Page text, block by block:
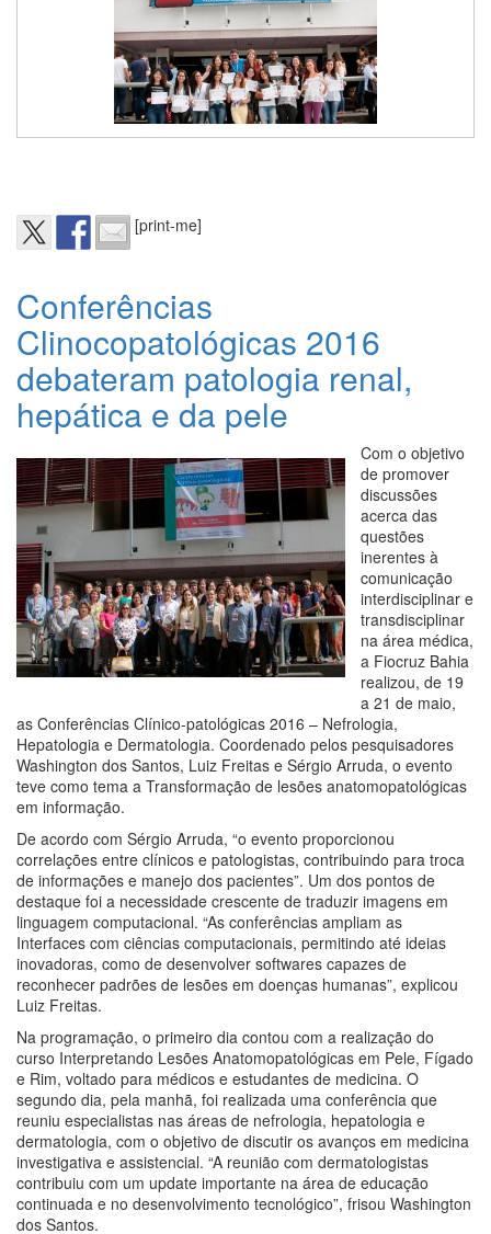
[print-me]
Conferências
Clinocopatológicas 2016
debateram patologia renal,
hepática e da pele
Com o objetivo
de promover
discussões
acerca das
questões
inerentes à
comunicação
interdisciplinar e
transdisciplinar
na área médica,
a Fiocruz Bahia
realizou, de 19
a 21 de maio,
as Conferências Clínico-patológicas 2016 – Nefrologia,
Hepatologia e Dermatologia. Coordenado pelos pesquisadores
Washington dos Santos, Luiz Freitas e Sérgio Arruda, o evento
teve como tema a Transformação de lesões anatomopatológicas
em informação.
De acordo com Sérgio Arruda, “o evento proporcionou
correlações entre clínicos e patologistas, contribuindo para troca
de informações e manejo dos pacientes”. Um dos pontos de
destaque foi a necessidade crescente de traduzir imagens em
linguagem computacional. “As conferências ampliam as
Interfaces com ciências computacionais, permitindo até ideias
inovadoras, como de desenvolver softwares capazes de
reconhecer padrões de lesões em doenças humanas”, explicou
Luiz Freitas.
Na programação, o primeiro dia contou com a realização do
curso Interpretando Lesões Anatomopatológicas em Pele, Fígado
e Rim, voltado para médicos e estudantes de medicina. O
segundo dia, pela manhã, foi realizada uma conferência que
reuniu especialistas nas áreas de nefrologia, hepatologia e
dermatologia, com o objetivo de discutir os avanços em medicina
investigativa e assistencial. “A reunião com dermatologistas
contribuiu com um update importante na área de educação
continuada e no desenvolvimento tecnológico”, frisou Washington
dos Santos.